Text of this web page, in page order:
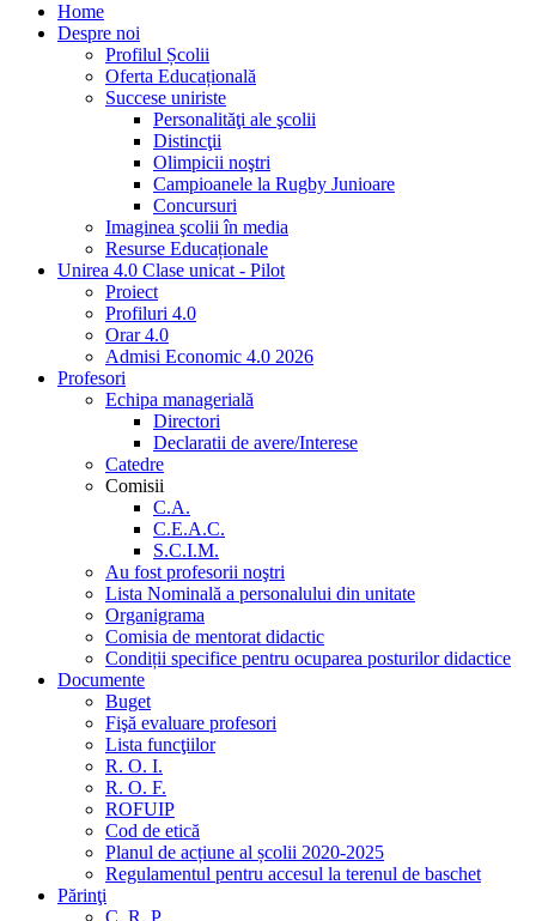
Home
Despre noi
Profilul Școlii
Oferta Educațională
Succese uniriste
Personalităţi ale şcolii
Distincţii
Olimpicii noştri
Campioanele la Rugby Junioare
Concursuri
Imaginea şcolii în media
Resurse Educaționale
Unirea 4.0 Clase unicat - Pilot
Proiect
Profiluri 4.0
Orar 4.0
Admisi Economic 4.0 2026
Profesori
Echipa managerială
Directori
Declaratii de avere/Interese
Catedre
Comisii
C.A.
C.E.A.C.
S.C.I.M.
Au fost profesorii noştri
Lista Nominală a personalului din unitate
Organigrama
Comisia de mentorat didactic
Condiții specifice pentru ocuparea posturilor didactice
Documente
Buget
Fişă evaluare profesori
Lista funcţiilor
R. O. I.
R. O. F.
ROFUIP
Cod de etică
Planul de acțiune al școlii 2020-2025
Regulamentul pentru accesul la terenul de baschet
Părinţi
C. R. P.